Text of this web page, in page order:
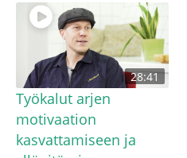
28:41
Työkalut arjen
motivaation
kasvattamiseen ja